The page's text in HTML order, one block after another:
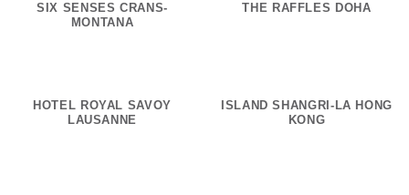
SIX SENSES CRANS-
MONTANA
THE RAFFLES DOHA
HOTEL ROYAL SAVOY
LAUSANNE
ISLAND SHANGRI-LA HONG
KONG